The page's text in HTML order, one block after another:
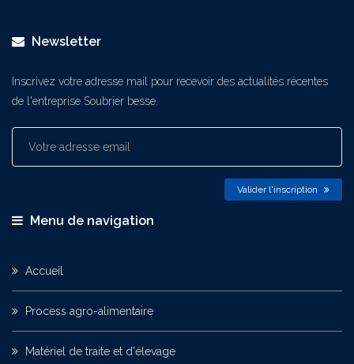
Newsletter
Inscrivez votre adresse mail pour recevoir des actualités récentes
de l'entreprise Soubrier besse.
Valider l'inscription
Menu de navigation
Accueil
Process agro-alimentaire
Matériel de traite et d'élevage